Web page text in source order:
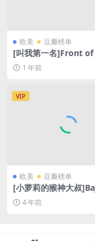
欧美 豆瓣榜单
[叫我第一名]Front
ss (2008)[百度网盘+
1080P超清未删减资
[中英字幕]
1 年前
VIP
欧美 豆瓣榜单
[小萝莉的猴神大叔
Bhaijaan (2015)[百
雷云盘资源1080P超
4 年前